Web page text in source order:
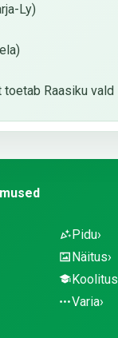
Ly)
Raasiku vald
Pidu
Näitus
Koolitus
Varia